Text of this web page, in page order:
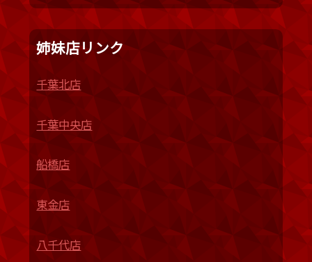
姉妹店リンク
千葉北店
千葉中央店
船橋店
東金店
八千代店